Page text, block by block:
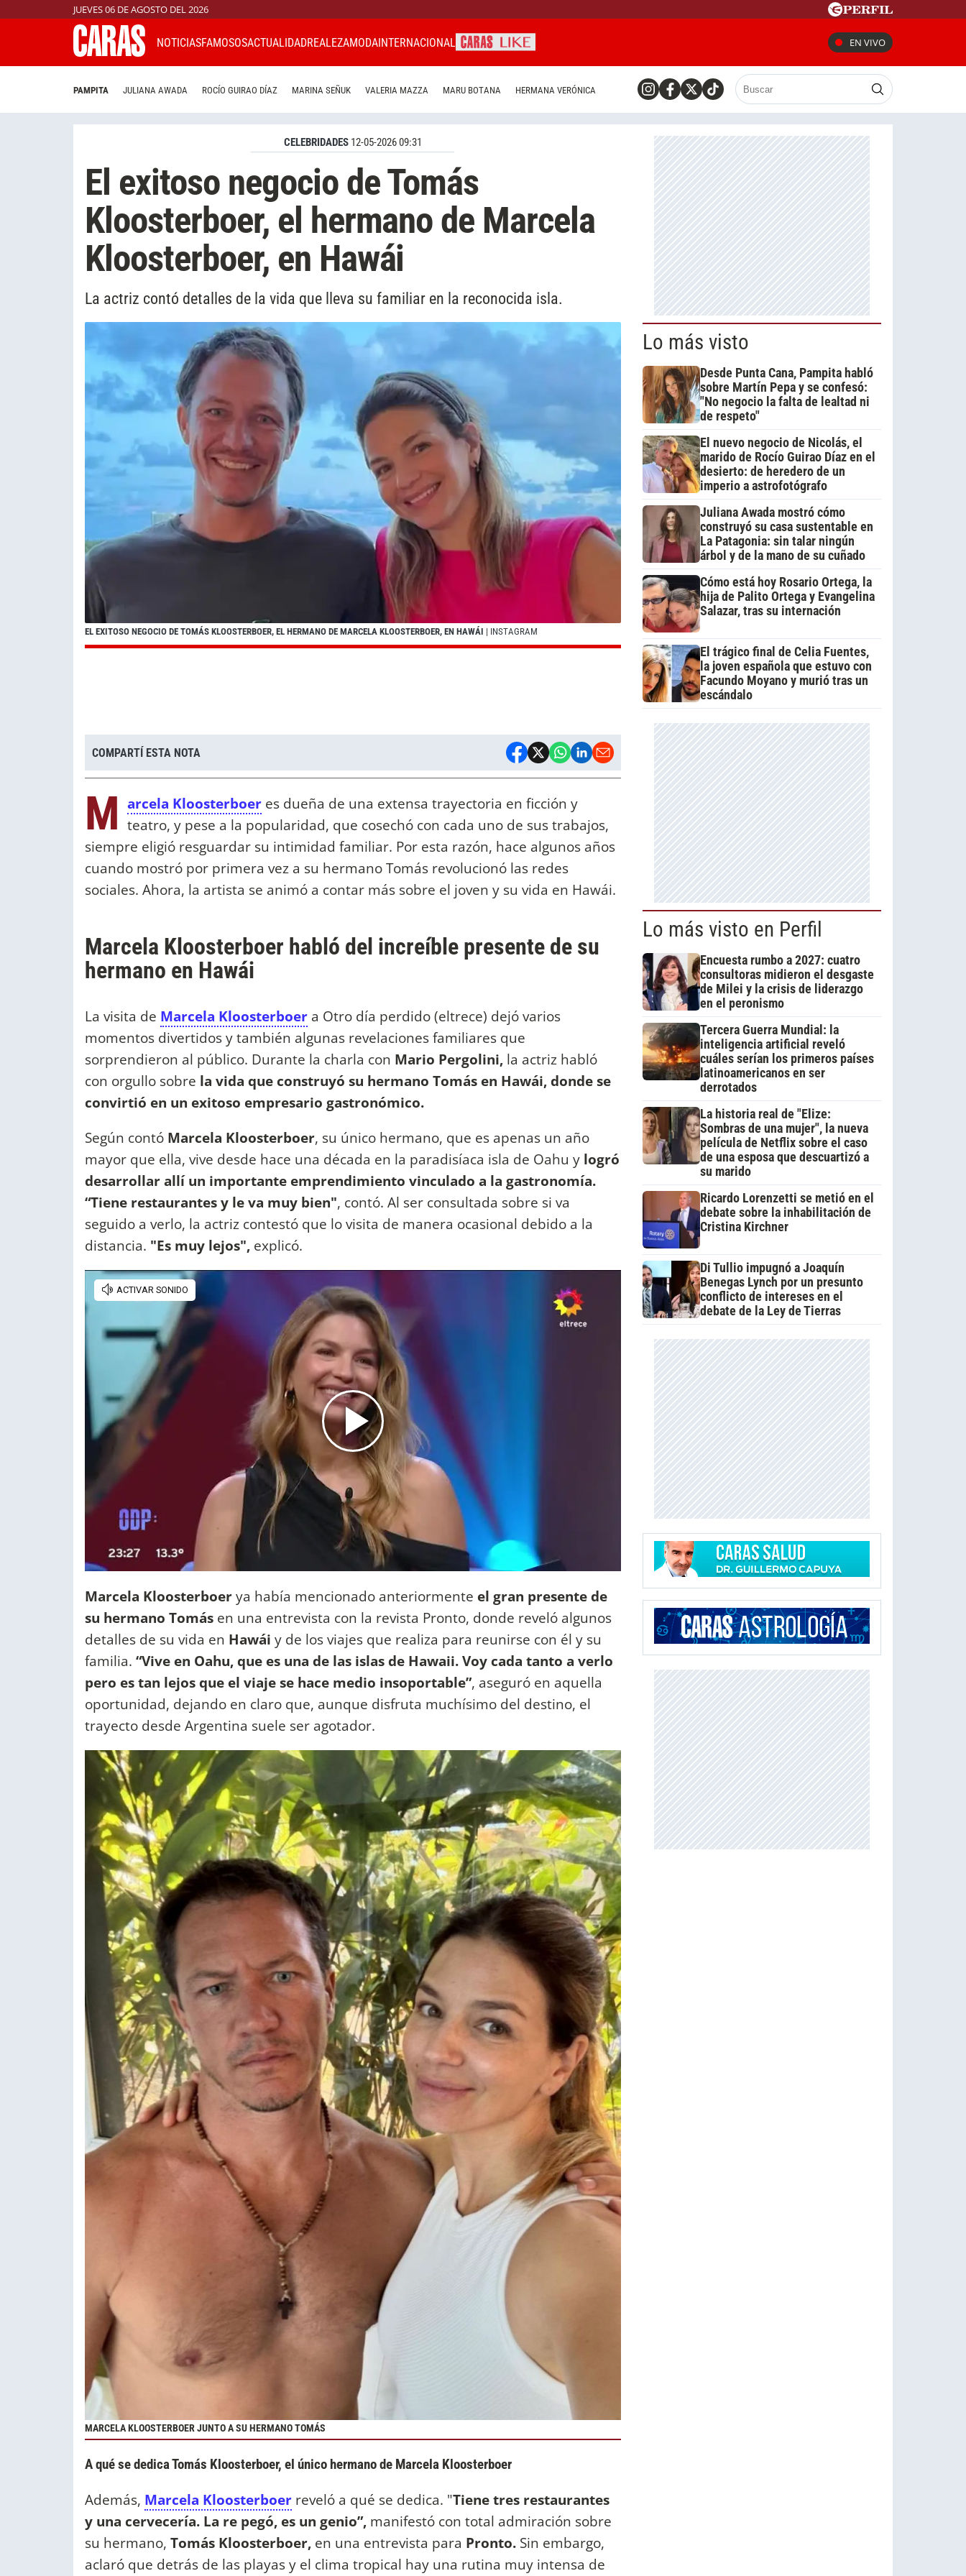
JUEVES 06 DE AGOSTO DEL 2026
NOTICIASFAMOSOSACTUALIDADREALEZAMODAINTERNACIONAL EN VIVO
PAMPITA JULIANA AWADA ROCÍO GUIRAO DÍAZ MARINA SEÑUK VALERIA MAZZA MARU BOTANA HERMANA VERÓNICA
CELEBRIDADES 12-05-2026 09:31
El exitoso negocio de Tomás
Kloosterboer, el hermano de Marcela
Kloosterboer, en Hawái
La actriz contó detalles de la vida que lleva su familiar en la reconocida isla.
EL EXITOSO NEGOCIO DE TOMÁS KLOOSTERBOER, EL HERMANO DE MARCELA KLOOSTERBOER, EN HAWÁI | INSTAGRAM
COMPARTÍ ESTA NOTA
M arcela Kloosterboer es dueña de una extensa trayectoria en ficción y
teatro, y pese a la popularidad, que cosechó con cada uno de sus trabajos,
siempre eligió resguardar su intimidad familiar. Por esta razón, hace algunos años
cuando mostró por primera vez a su hermano Tomás revolucionó las redes
sociales. Ahora, la artista se animó a contar más sobre el joven y su vida en Hawái.
Marcela Kloosterboer habló del increíble presente de su
hermano en Hawái
La visita de Marcela Kloosterboer a Otro día perdido (eltrece) dejó varios
momentos divertidos y también algunas revelaciones familiares que
sorprendieron al público. Durante la charla con Mario Pergolini, la actriz habló
con orgullo sobre la vida que construyó su hermano Tomás en Hawái, donde se
convirtió en un exitoso empresario gastronómico.
Según contó Marcela Kloosterboer, su único hermano, que es apenas un año
mayor que ella, vive desde hace una década en la paradisíaca isla de Oahu y logró
desarrollar allí un importante emprendimiento vinculado a la gastronomía.
“Tiene restaurantes y le va muy bien", contó. Al ser consultada sobre si va
seguido a verlo, la actriz contestó que lo visita de manera ocasional debido a la
distancia. "Es muy lejos", explicó.
Marcela Kloosterboerya había mencionado anteriormente el gran presente de
su hermano Tomás en una entrevista con la revista Pronto, donde reveló algunos
detalles de su vida en Hawái y de los viajes que realiza para reunirse con él y su
familia. “Vive en Oahu, que es una de las islas de Hawaii. Voy cada tanto a verlo
pero es tan lejos que el viaje se hace medio insoportable”, aseguró en aquella
oportunidad, dejando en claro que, aunque disfruta muchísimo del destino, el
trayecto desde Argentina suele ser agotador.
MARCELA KLOOSTERBOER JUNTO A SU HERMANO TOMÁS
A qué se dedica Tomás Kloosterboer, el único hermano de Marcela Kloosterboer
Además, Marcela Kloosterboer reveló a qué se dedica. "Tiene tres restaurantes
y una cervecería. La re pegó, es un genio”, manifestó con total admiración sobre
su hermano, Tomás Kloosterboer, en una entrevista para Pronto. Sin embargo,
aclaró que detrás de las playas y el clima tropical hay una rutina muy intensa de
Lo más visto
Desde Punta Cana, Pampita habló
sobre Martín Pepa y se confesó:
"No negocio la falta de lealtad ni
de respeto"
El nuevo negocio de Nicolás, el
marido de Rocío Guirao Díaz en el
desierto: de heredero de un
imperio a astrofotógrafo
Juliana Awada mostró cómo
construyó su casa sustentable en
La Patagonia: sin talar ningún
árbol y de la mano de su cuñado
Cómo está hoy Rosario Ortega, la
hija de Palito Ortega y Evangelina
Salazar, tras su internación
El trágico final de Celia Fuentes,
la joven española que estuvo con
Facundo Moyano y murió tras un
escándalo
Lo más visto en Perfil
Encuesta rumbo a 2027: cuatro
consultoras midieron el desgaste
de Milei y la crisis de liderazgo
en el peronismo
Tercera Guerra Mundial: la
inteligencia artificial reveló
cuáles serían los primeros países
latinoamericanos en ser
derrotados
La historia real de "Elize:
Sombras de una mujer", la nueva
película de Netflix sobre el caso
de una esposa que descuartizó a
su marido
Ricardo Lorenzetti se metió en el
debate sobre la inhabilitación de
Cristina Kirchner
Di Tullio impugnó a Joaquín
Benegas Lynch por un presunto
conflicto de intereses en el
debate de la Ley de Tierras